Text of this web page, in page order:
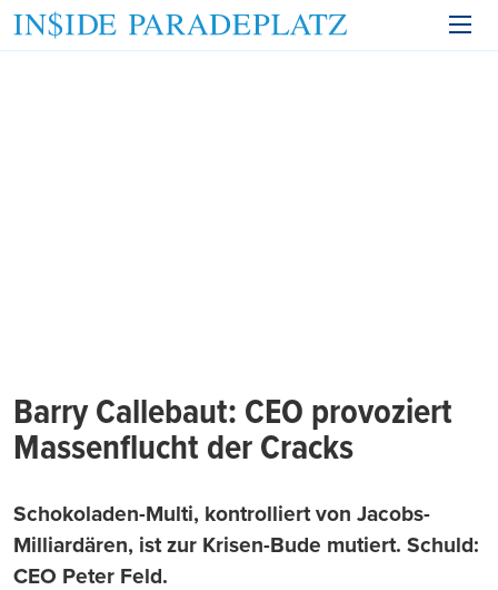
Barry Callebaut: CEO provoziert
Massenflucht der Cracks
Schokoladen-Multi, kontrolliert von Jacobs-
Milliardären, ist zur Krisen-Bude mutiert. Schuld:
CEO Peter Feld.